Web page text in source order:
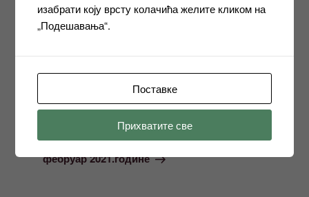
Кретање
Претходни
чланак
ПРЕТХОДНО
Инструкторски испити, припремна
настава, испитни рокови, септембар 2020.
Следећи
СЛЕДЕЋЕ
Јавни позив за пријаву кандидата за
полагање испита за стицање лиценце,
фебруар 2021.године
изабрати коју врсту колачића желите кликом на
„Подешавања“.
Поставке
Прихватите све